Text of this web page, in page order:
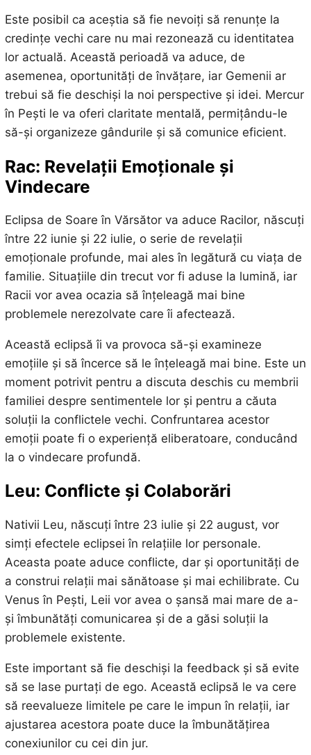
Este posibil ca aceștia să fie nevoiți să renunțe la
credințe vechi care nu mai rezonează cu identitatea
lor actuală. Această perioadă va aduce, de
asemenea, oportunități de învățare, iar Gemenii ar
trebui să fie deschiși la noi perspective și idei. Mercur
în Pești le va oferi claritate mentală, permițându-le
să-și organizeze gândurile și să comunice eficient.
Rac: Revelații Emoționale și
Vindecare
Eclipsa de Soare în Vărsător va aduce Racilor, născuți
între 22 iunie și 22 iulie, o serie de revelații
emoționale profunde, mai ales în legătură cu viața de
familie. Situațiile din trecut vor fi aduse la lumină, iar
Racii vor avea ocazia să înțeleagă mai bine
problemele nerezolvate care îi afectează.
Această eclipsă îi va provoca să-și examineze
emoțiile și să încerce să le înțeleagă mai bine. Este un
moment potrivit pentru a discuta deschis cu membrii
familiei despre sentimentele lor și pentru a căuta
soluții la conflictele vechi. Confruntarea acestor
emoții poate fi o experiență eliberatoare, conducând
la o vindecare profundă.
Leu: Conflicte și Colaborări
Nativii Leu, născuți între 23 iulie și 22 august, vor
simți efectele eclipsei în relațiile lor personale.
Aceasta poate aduce conflicte, dar și oportunități de
a construi relații mai sănătoase și mai echilibrate. Cu
Venus în Pești, Leii vor avea o șansă mai mare de a-
și îmbunătăți comunicarea și de a găsi soluții la
problemele existente.
Este important să fie deschiși la feedback și să evite
să se lase purtați de ego. Această eclipsă le va cere
să reevalueze limitele pe care le impun în relații, iar
ajustarea acestora poate duce la îmbunătățirea
conexiunilor cu cei din jur.